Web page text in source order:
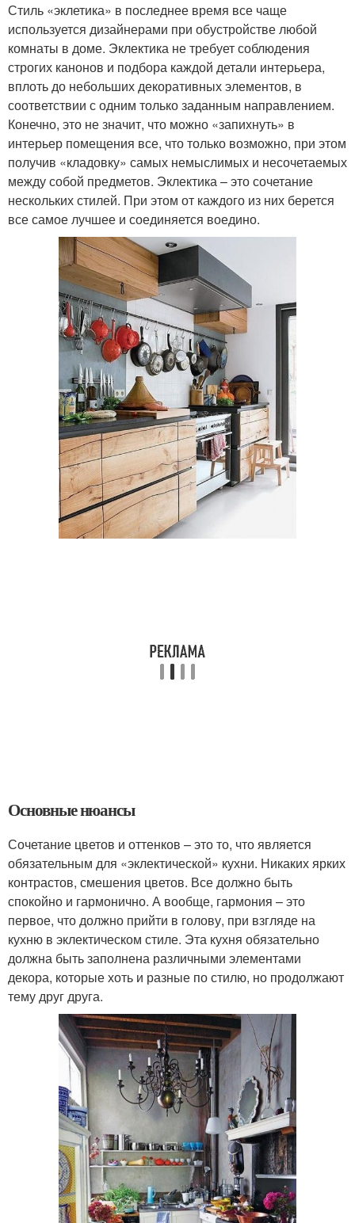
Стиль «эклетика» в последнее время все чаще
используется дизайнерами при обустройстве любой
комнаты в доме. Эклектика не требует соблюдения
строгих канонов и подбора каждой детали интерьера,
вплоть до небольших декоративных элементов, в
соответствии с одним только заданным направлением.
Конечно, это не значит, что можно «запихнуть» в
интерьер помещения все, что только возможно, при этом
получив «кладовку» самых немыслимых и несочетаемых
между собой предметов. Эклектика – это сочетание
нескольких стилей. При этом от каждого из них берется
все самое лучшее и соединяется воедино.
Основные нюансы
Сочетание цветов и оттенков – это то, что является
обязательным для «эклектической» кухни. Никаких ярких
контрастов, смешения цветов. Все должно быть
спокойно и гармонично. А вообще, гармония – это
первое, что должно прийти в голову, при взгляде на
кухню в эклектическом стиле. Эта кухня обязательно
должна быть заполнена различными элементами
декора, которые хоть и разные по стилю, но продолжают
тему друг друга.